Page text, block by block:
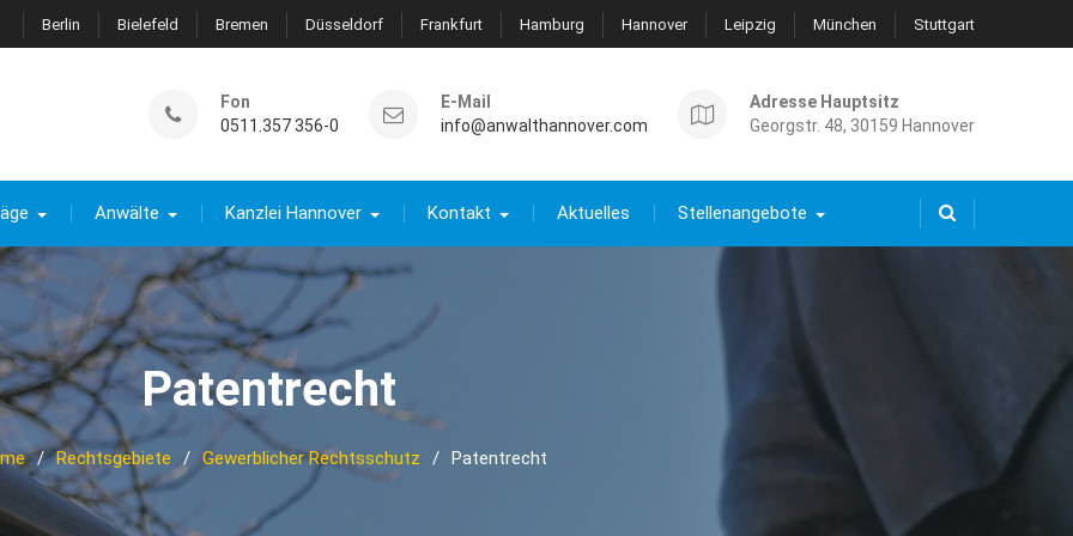
Berlin Bielefeld Bremen Düsseldorf Frankfurt Hamburg Hannover Leipzig München Stuttgart
Fon
0511.357 356-0
E-Mail
info@anwalthannover.com
Adresse Hauptsitz
Georgstr. 48, 30159 Hannover
Anwälte Kanzlei Hannover Kontakt Aktuelles Stellenangebote
Patentrecht
Rechtsgebiete Gewerblicher Rechtsschutz Patentrecht